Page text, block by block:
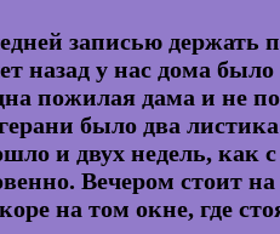
записью держать
назад у нас дома
пожилая дама и не
было два
и двух недель, как
Вечером стоит на
на том окне, где